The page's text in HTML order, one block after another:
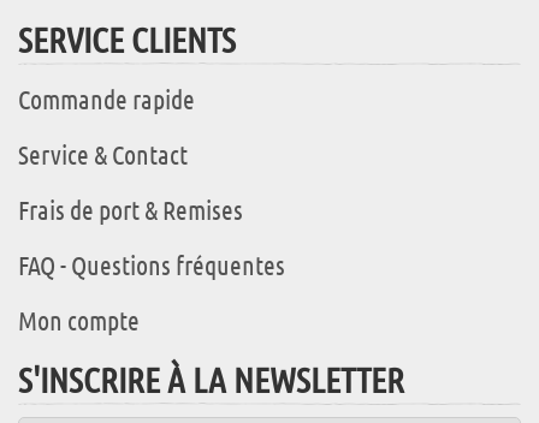
SERVICE CLIENTS
Commande rapide
Service & Contact
Frais de port & Remises
FAQ - Questions fréquentes
Mon compte
S'INSCRIRE À LA NEWSLETTER